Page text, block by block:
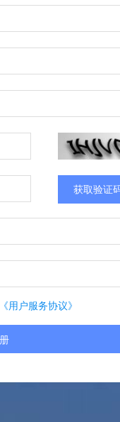
获取验证
《用户服务协议》